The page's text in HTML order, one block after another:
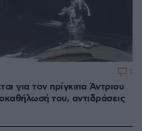
για τον πρίγκιπα Άντριου
του, αντιδράσεις
1